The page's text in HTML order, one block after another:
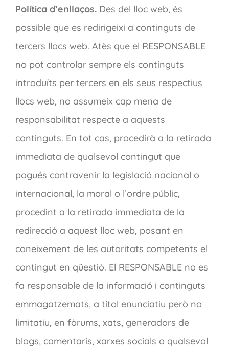
Política d’enllaços.Des del lloc web, és
possible que es redirigeixi a continguts de
tercers llocs web. Atès que el RESPONSABLE
no pot controlar sempre els continguts
introduïts per tercers en els seus respectius
llocs web, no assumeix cap mena de
responsabilitat respecte a aquests
continguts. En tot cas, procedirà a la retirada
immediata de qualsevol contingut que
pogués contravenir la legislació nacional o
internacional, la moral o l’ordre públic,
procedint a la retirada immediata de la
redirecció a aquest lloc web, posant en
coneixement de les autoritats competents el
contingut en qüestió. El RESPONSABLE no es
fa responsable de la informació i continguts
emmagatzemats, a títol enunciatiu però no
limitatiu, en fòrums, xats, generadors de
blogs, comentaris, xarxes socials o qualsevol